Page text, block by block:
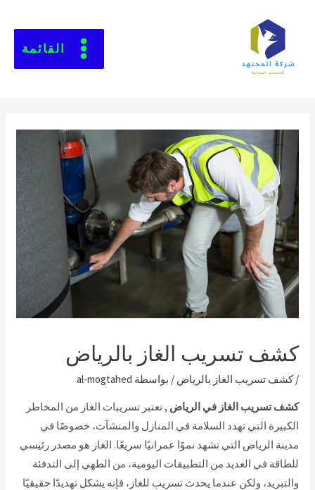
القائمة
كشف تسريب الغاز بالرياض
/كشف تسريب الغاز بالرياض / بواسطة al-mogtahed
كشف تسريب الغاز في الرياض ,تعتبر تسريبات الغاز من المخاطر
الكبيرة التي تهدد السلامة في المنازل والمنشآت، خصوصًا في
مدينة الرياض التي تشهد نموًا عمرانيًا سريعًا. الغاز هو مصدر رئيسي
للطاقة في العديد من التطبيقات اليومية، من الطهي إلى التدفئة
والتبريد، ولكن عندما يحدث تسريب للغاز، فإنه يشكل تهديدًا حقيقيًا